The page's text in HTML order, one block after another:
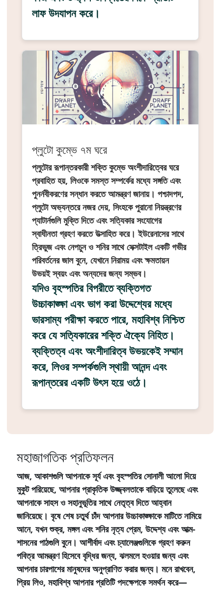
লাফ উদযাপন করে।
প্লুটো কুম্ভে ৭ম ঘরে
প্লুটোর রূপান্তরকারী শক্তি কুম্ভে অংশীদারিত্বের ঘরে
প্রবাহিত হয়, লিওকে সমস্ত সম্পর্কের মধ্যে সঙ্গতি এবং
পুনর্নবীকরণের সন্ধান করতে আমন্ত্রণ জানায়। পশ্চাদপদ,
প্লুটো অভ্যন্তরে নজর দেয়, সিংহকে পুরানো নিয়ন্ত্রণের
প্যাটার্নগুলি মুক্তি দিতে এবং সত্যিকার সংযোগের
স্বাধীনতা গ্রহণ করতে উত্সাহিত করে। ইউরেনাসের সাথে
ত্রিভুজ এবং নেপচুন ও শনির সাথে সেক্সটাইল একটি গভীর
পরিবর্তনের জাল বুনে, যেখানে নিরাময় এবং ক্ষমতায়ন
উভয়ই স্বয়ং এবং অন্যদের জন্য সম্ভব।
যদিও বৃহস্পতির বিপরীতে ব্যক্তিগত
উচ্চাকাঙ্ক্ষা এবং ভাগ করা উদ্দেশ্যের মধ্যে
ভারসাম্য পরীক্ষা করতে পারে, মহাবিশ্ব নিশ্চিত
করে যে সত্যিকারের শক্তি ঐক্যে নিহিত।
ব্যক্তিত্ব এবং অংশীদারিত্ব উভয়কেই সম্মান
করে, লিওর সম্পর্কগুলি স্থায়ী আনন্দ এবং
রূপান্তরের একটি উৎস হয়ে ওঠে।
মহাজাগতিক প্রতিফলন
আজ, আকাশগুলি আপনাকে সূর্য এবং বৃহস্পতির সোনালী আলো দিয়ে
মুকুট পরিয়েছে, আপনার প্রাকৃতিক উজ্জ্বলতাকে বাড়িয়ে তুলেছে এবং
আপনাকে সাহস ও সহানুভূতির সাথে নেতৃত্ব দিতে আহ্বান
জানিয়েছে। বৃষে শেষ চতুর্থ চাঁদ আপনার উচ্চাকাঙ্ক্ষাকে মাটিতে নামিয়ে
আনে, যখন শুক্র, মঙ্গল এবং শনির নৃত্য প্রেম, উদ্দেশ্য এবং আত্ম-
শাসনের পাঠগুলি বুনে। আশীর্বাদ এবং চ্যালেঞ্জগুলিকে গ্রহণ করুন
পবিত্র আমন্ত্রণ হিসেবে বৃদ্ধির জন্য, ঝলমলে হওয়ার জন্য এবং
আপনার চারপাশের মানুষদের অনুপ্রাণিত করার জন্য। মনে রাখবেন,
প্রিয় লিও, মহাবিশ্ব আপনার প্রতিটি পদক্ষেপকে সমর্থন করে—